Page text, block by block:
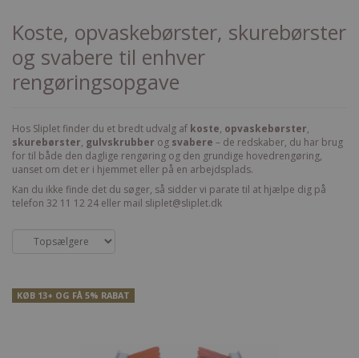
Koste, opvaskebørster, skurebørster
og svabere til enhver
rengøringsopgave
Hos Sliplet finder du et bredt udvalg af koste, opvaskebørster,
skurebørster, gulvskrubber og svabere – de redskaber, du har brug
for til både den daglige rengøring og den grundige hovedrengøring,
uanset om det er i hjemmet eller på en arbejdsplads.
Kan du ikke finde det du søger, så sidder vi parate til at hjælpe dig på
telefon 32 11 12 24 eller mail sliplet@sliplet.dk
KØB 13+ OG FÅ 5% RABAT